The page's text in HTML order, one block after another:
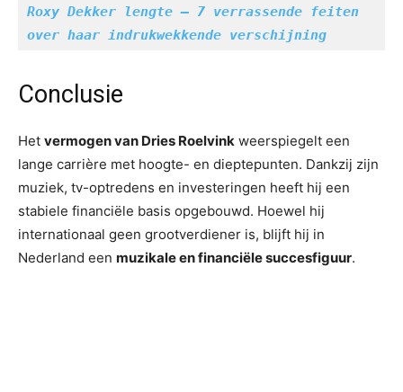
Roxy Dekker lengte – 7 verrassende feiten
over haar indrukwekkende verschijning
Conclusie
Het vermogen van Dries Roelvink weerspiegelt een
lange carrière met hoogte- en dieptepunten. Dankzij zijn
muziek, tv-optredens en investeringen heeft hij een
stabiele financiële basis opgebouwd. Hoewel hij
internationaal geen grootverdiener is, blijft hij in
Nederland een muzikale en financiële succesfiguur.